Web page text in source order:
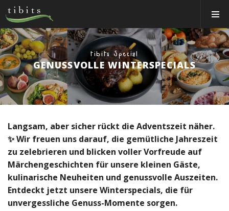
Tibits:
Home
Main
Navigation
ESSEN
RESTAURANTS
NEWS
ÜBER UNS
CATERING
Personal Login
Jobs
Gutschein-Shop
Tischreservation
tibits Special
GENUSSVOLLE WINTERSPECIALS
Langsam, aber sicher rückt die Adventszeit näher.
✨ Wir freuen uns darauf, die gemütliche Jahreszeit
zu zelebrieren und blicken voller Vorfreude auf
Märchengeschichten für unsere kleinen Gäste,
kulinarische Neuheiten und genussvolle Auszeiten.
Entdeckt jetzt unsere Winterspecials, die für
unvergessliche Genuss-Momente sorgen.